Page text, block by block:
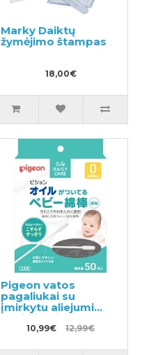
Marky Daiktų
žymėjimo štampas
18,00€
Pigeon vatos
pagaliukai su
įmirkytu aliejumi
paviršiumi 50vnt
10,99€ 12,99€